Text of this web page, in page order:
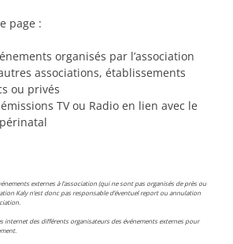
page :
organisés par l’association
associations, établissements
ou privés
TV ou Radio en lien avec le
externes à l’association (qui ne sont pas organisés de près ou
Kaly n’est donc pas responsable d’éventuel report ou annulation
internet des différents organisateurs des événements externes pour